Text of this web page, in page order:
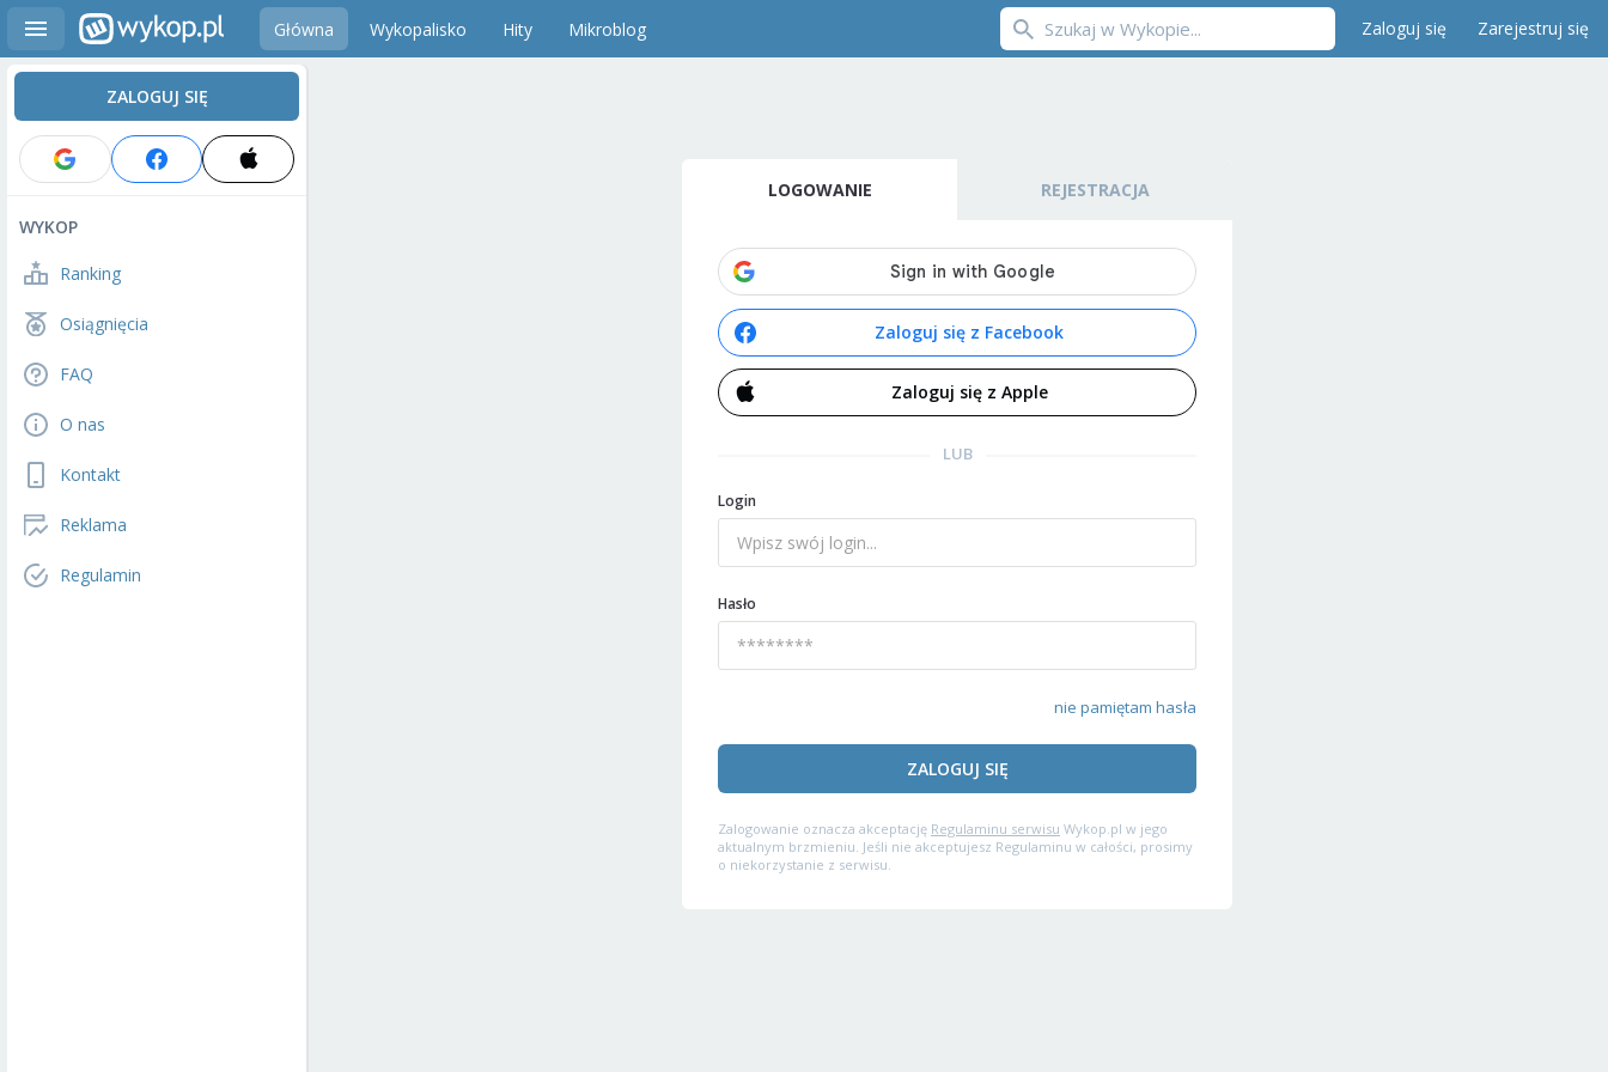
Główna Wykopalisko Hity Mikroblog Zaloguj się Zarejestruj się
ZALOGUJ SIĘ
WYKOP
Ranking
Osiągnięcia
FAQ
O nas
Kontakt
Reklama
Regulamin
LOGOWANIE REJESTRACJA
Zaloguj się z Facebook
Zaloguj się z Apple
LUB
Login
Hasło
nie pamiętam hasła
ZALOGUJ SIĘ
Zalogowanie oznacza akceptację Regulaminu serwisu Wykop.pl w jego
aktualnym brzmieniu. Jeśli nie akceptujesz Regulaminu w całości, prosimy
o niekorzystanie z serwisu.